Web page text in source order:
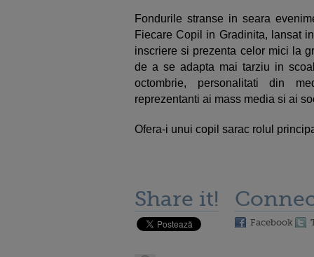
Fondurile stranse in seara
Fiecare Copil in Gradinita, lansat
inscriere si prezenta celor mici la
de a se adapta mai tarziu in
octombrie, personalitati din
reprezentanti ai mass media si ai
Ofera-i unui copil sarac rolul
Share it!
Facebook